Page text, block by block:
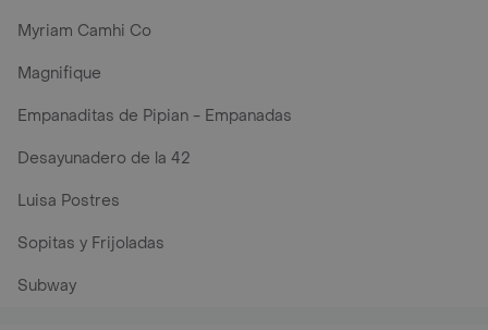
Myriam Camhi Co
Magnifique
Empanaditas de Pipian - Empanadas
Desayunadero de la 42
Luisa Postres
Sopitas y Frijoladas
Subway